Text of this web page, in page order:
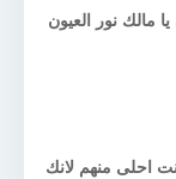
مالك نور العيون
احلى منهم لانك